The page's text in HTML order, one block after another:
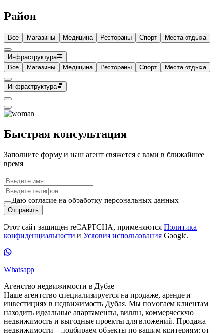
Район
Все Магазины Медицина Рестораны Спорт Места отдыха
Инфраструктура
Все
Магазины Медицина Рестораны Спорт Места отдыха
Инфраструктура
Быстрая консультация
Заполните форму и наш агент свяжется с вами в ближайшее
время
Даю согласие на обработку персональных данных
Отправить
Этот сайт защищён reCAPTCHA, применяются Политика
конфиденциальности и Условия использования Google.
Whatsapp
Агенство недвижимости в Дубае
Наше агентство специализируется на продаже, аренде и
инвестициях в недвижимость Дубая. Мы помогаем клиентам
находить идеальные апартаменты, виллы, коммерческую
недвижимость и выгодные проекты для вложений. Продажа
недвижимости – подбираем объекты по вашим критериям: от